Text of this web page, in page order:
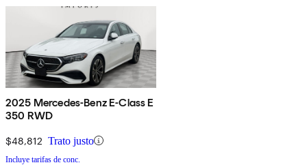
2025 Mercedes-Benz E-Class E
350 RWD
$48,812 Trato justo
Incluye tarifas de conc.